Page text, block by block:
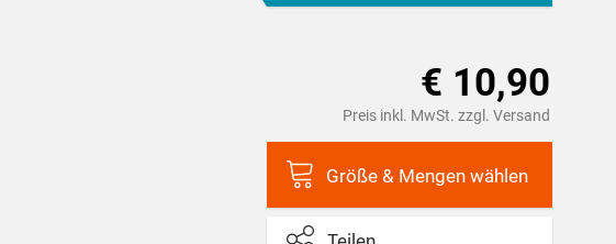
€ 10,90
Preis inkl. MwSt. zzgl. Versand
Größe & Mengen wählen